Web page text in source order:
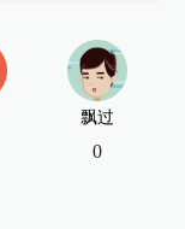
飘过
0